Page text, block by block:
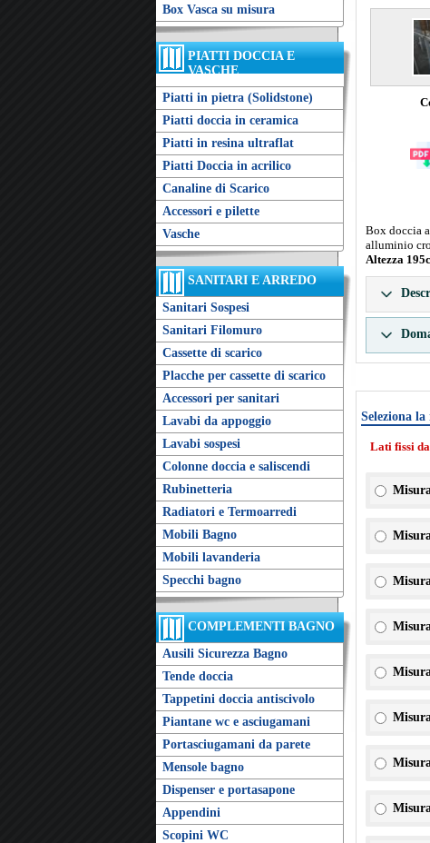
Box Vasca su misura
PIATTI DOCCIA E
VASCHE
Piatti in pietra (Solidstone)
Piatti doccia in ceramica
Piatti in resina ultraflat
Piatti Doccia in acrilico
Canaline di Scarico
Accessori e pilette
Vasche
SANITARI E ARREDO
Sanitari Sospesi
Sanitari Filomuro
Cassette di scarico
Placche per cassette di scarico
Accessori per sanitari
Lavabi da appoggio
Lavabi sospesi
Colonne doccia e saliscendi
Rubinetteria
Radiatori e Termoarredi
Mobili Bagno
Mobili lavanderia
Specchi bagno
COMPLEMENTI BAGNO
Ausili Sicurezza Bagno
Tende doccia
Tappetini doccia antiscivolo
Piantane wc e asciugamani
Portasciugamani da parete
Mensole bagno
Dispenser e portasapone
Appendini
Scopini WC
Box doccia
alluminio
Altezza
Seleziona
Lati fissi